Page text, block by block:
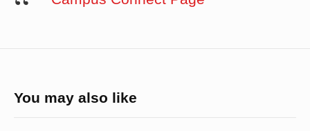
You may also like